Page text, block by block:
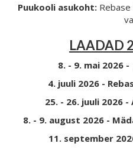
Puukooli asukoht:
LAADAD
8. - 9. mai 2026
4. juuli 2026 -
25. - 26. juuli 2026
8. - 9. august 2026 -
11. september